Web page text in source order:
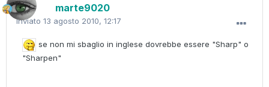
marte9020
Inviato 13 agosto 2010, 12:17
se non mi sbaglio in inglese dovrebbe essere "Sharp" o
"Sharpen"